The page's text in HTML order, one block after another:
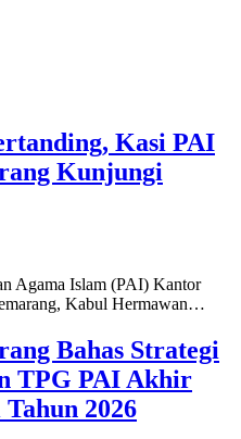
Kasi PAI
Kunjungi
Agama Islam (PAI) Kantor
Kabul Hermawan…
Bahas Strategi
TPG PAI Akhir
2026